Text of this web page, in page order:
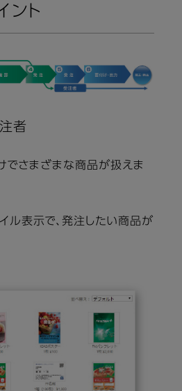
ント
者
さまざまな商品が扱えま
ル表示で、発注したい商品が